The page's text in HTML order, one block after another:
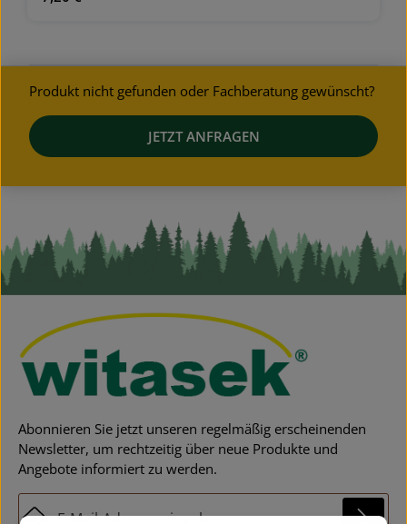
Eckverbausehr lange haltbar – somit
wiederverwendbar
Produkt nicht gefunden oder Fachberatung gewünscht?
JETZT ANFRAGEN
Abonnieren Sie jetzt unseren regelmäßig erscheinenden
Newsletter, um rechtzeitig über neue Produkte und
Angebote informiert zu werden.
E-Mail-Adresse*